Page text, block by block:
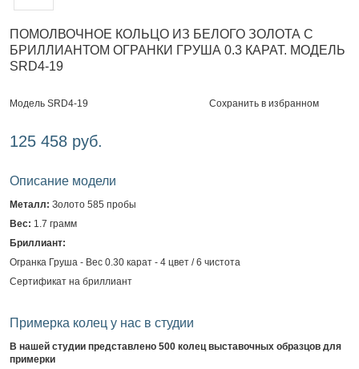
ПОМОЛВОЧНОЕ КОЛЬЦО ИЗ БЕЛОГО ЗОЛОТА С
БРИЛЛИАНТОМ ОГРАНКИ ГРУША 0.3 КАРАТ. МОДЕЛЬ
SRD4-19
Модель SRD4-19 Сохранить в избранном
125 458 руб.
Описание модели
Металл: Золото 585 пробы
Вес: 1.7 грамм
Бриллиант:
Огранка Груша - Вес 0.30 карат - 4 цвет / 6 чистота
Сертификат на бриллиант
Примерка колец у нас в студии
В нашей студии представлено 500 колец выставочных образцов для
примерки